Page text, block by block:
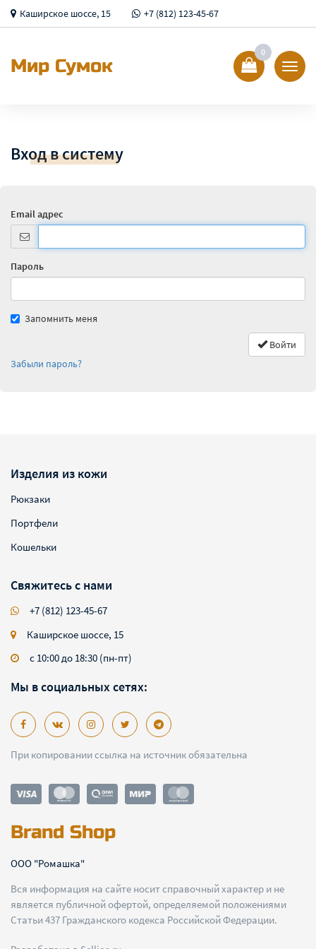
Каширское шоссе, 15 +7 (812) 123-45-67
Мир Сумок
0
Вход в систему
Email адрес
Пароль
Запомнить меня
Войти
Забыли пароль?
Brand Shop
ООО "Ромашка"
Вся информация на сайте носит справочный характер и не
является публичной офертой, определяемой положениями
Статьи 437 Гражданского кодекса Российской Федерации.
Изделия из кожи
Рюкзаки
Портфели
Кошельки
Свяжитесь с нами
+7 (812) 123-45-67
Каширское шоссе, 15
с 10:00 до 18:30 (пн-пт)
Мы в социальных сетях:
При копировании ссылка на источник обязательна